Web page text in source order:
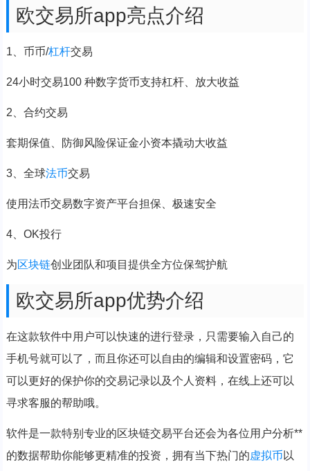
欧交易所app亮点介绍
1、币币/杠杆交易
24小时交易100 种数字货币支持杠杆、放大收益
2、合约交易
套期保值、防御风险保证金小资本撬动大收益
3、全球法币交易
使用法币交易数字资产平台担保、极速安全
4、OK投行
为区块链创业团队和项目提供全方位保驾护航
欧交易所app优势介绍
在这款软件中用户可以快速的进行登录，只需要输入自己的
手机号就可以了，而且你还可以自由的编辑和设置密码，它
可以更好的保护你的交易记录以及个人资料，在线上还可以
寻求客服的帮助哦。
软件是一款特别专业的区块链交易平台还会为各位用户分析**
的数据帮助你能够更精准的投资，拥有当下热门的虚拟币 以